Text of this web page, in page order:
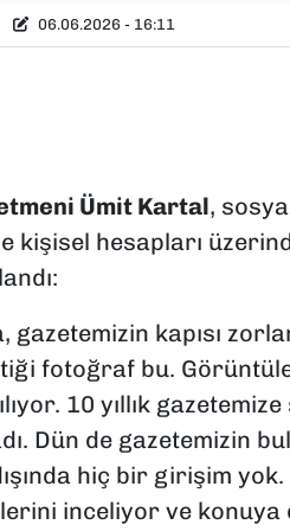
06.06.2026 - 16:11
Ümit Kartal,
kişisel hesapları
gazetemizin kapısı
fotoğraf bu.
10 yıllık
Dün de gazetemizin
hiç bir girişim yok.
inceliyor ve